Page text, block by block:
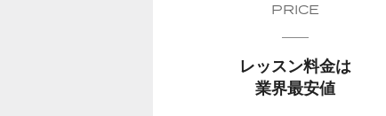
PRICE
レッスン料金は
業界最安値